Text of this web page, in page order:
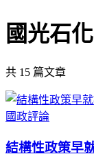
國光石化
共 15 篇文章
國政評論
結構性政策早